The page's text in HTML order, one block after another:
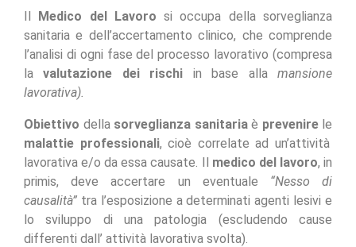
Il Medico del Lavoro si occupa della sorveglianza
sanitaria e dell’accertamento clinico, che comprende
l’analisi di ogni fase del processo lavorativo (compresa
lavalutazione dei rischi in base allamansione
lavorativa).
Obiettivo della sorveglianza sanitaria è prevenire le
malattie professionali, cioè correlate ad un’attività
lavorativa e/o da essa causate. Il medico del lavoro, in
primis, deve accertare un eventuale “Nesso di
causalità” tra l’esposizione a determinati agenti lesivi e
lo sviluppo di una patologia (escludendo cause
differenti dall’ attività lavorativa svolta).